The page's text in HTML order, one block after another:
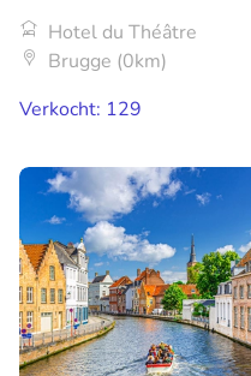
Hotel du Théâtre
Brugge (0km)
Verkocht: 129